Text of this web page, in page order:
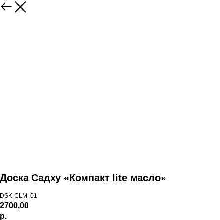
Доска Садху «Компакт lite масло»
DSK-СLM_01
2700,00
р.